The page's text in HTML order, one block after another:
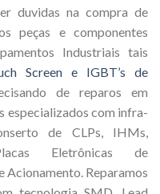
duvidas na compra de
peças e componentes
Industriais tais
Screen e IGBT’s de
de reparos em
especializados com infra-
de CLPs, IHMs,
Eletrônicas de
Acionamento. Reparamos